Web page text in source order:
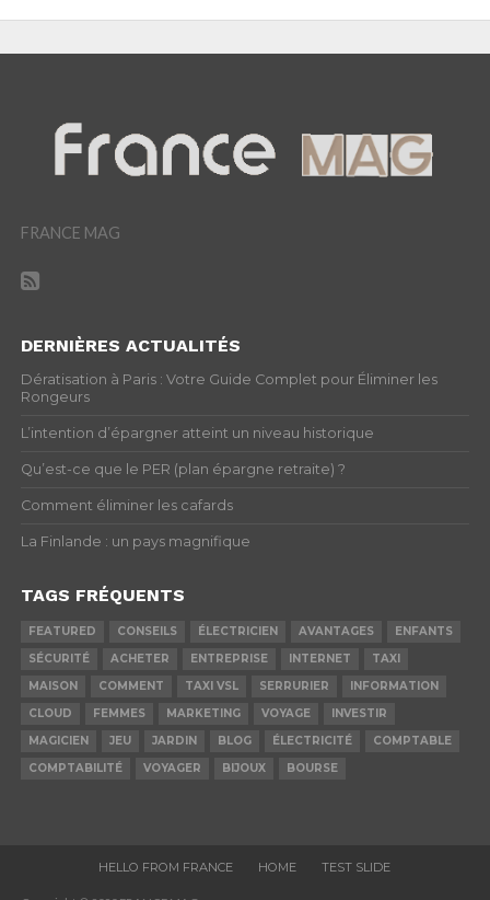
FRANCE MAG
DERNIÈRES ACTUALITÉS
Dératisation à Paris : Votre Guide Complet pour Éliminer les
Rongeurs
L’intention d’épargner atteint un niveau historique
Qu’est-ce que le PER (plan épargne retraite) ?
Comment éliminer les cafards
La Finlande : un pays magnifique
TAGS FRÉQUENTS
FEATURED CONSEILS ÉLECTRICIEN AVANTAGES
ENFANTS
SÉCURITÉ
ACHETER ENTREPRISE INTERNET
TAXI
MAISON
COMMENT TAXI VSL SERRURIER
INFORMATION
CLOUD
FEMMES MARKETING VOYAGE
INVESTIR
MAGICIEN
JEU JARDIN BLOG ÉLECTRICITÉ
COMPTABLE
COMPTABILITÉ
VOYAGER BIJOUX BOURSE
HELLO FROM FRANCE HOME TEST SLIDE